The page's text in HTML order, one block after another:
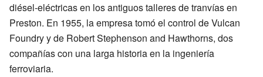
diésel-eléctricas en los antiguos talleres de tranvías en
Preston. En 1955, la empresa tomó el control de Vulcan
Foundry y de Robert Stephenson and Hawthorns, dos
compañías con una larga historia en la ingeniería
ferroviaria.